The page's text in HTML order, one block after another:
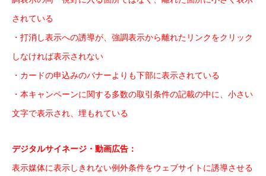
されている
・打消し表示への誘導が、強調表示から離れたリンクをクリック
しなければ表示されない
・カードの申込みのバナーよりも下部に表示されている
・本キャンペーンに関する多数の取引条件の記載の中に、小さい
文字で表示され、埋もれている
デジタルサイネージ・動画広告：
表示媒体に表示しきれない例外条件をウェブサイトに誘導させる